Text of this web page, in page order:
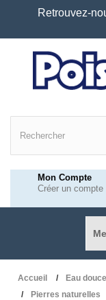
Retrouvez-
Mon Compte
Créer un compte
Accueil Eau douce
Pierres naturelles